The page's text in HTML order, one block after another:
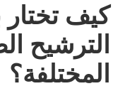
كيف تختار
الترشيح
المختلفة؟